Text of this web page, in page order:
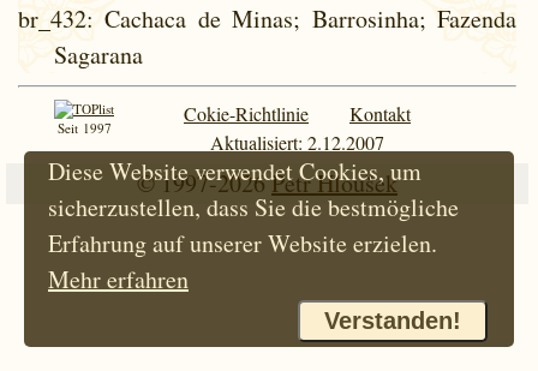
br_432: Cachaca de Minas; Barrosinha; Fazenda
Sagarana
Seit 1997
Cokie-Richtlinie
Kontakt
Aktualisiert: 2.12.2007
© 1997-2026Petr Hloušek
Diese Website verwendet Cookies, um
sicherzustellen, dass Sie die bestmögliche
Erfahrung auf unserer Website erzielen.
Mehr erfahren
Verstanden!